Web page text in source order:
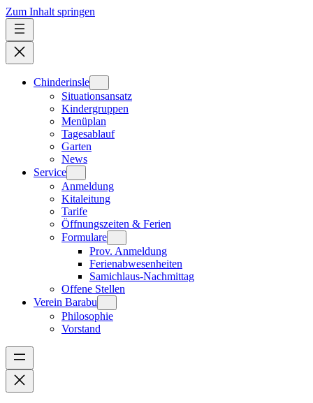
Zum Inhalt springen
Chinderinsle
Situationsansatz
Kindergruppen
Menüplan
Tagesablauf
Garten
News
Service
Anmeldung
Kitaleitung
Tarife
Öffnungszeiten & Ferien
Formulare
Prov. Anmeldung
Ferienabwesenheiten
Samichlaus-Nachmittag
Offene Stellen
Verein Barabu
Philosophie
Vorstand